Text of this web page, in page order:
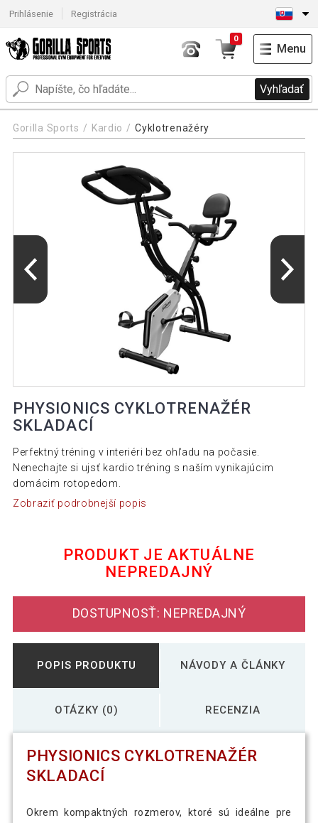
Prihlásenie Registrácia
Vyhľadať
0
Menu
Gorilla Sports Kardio Cyklotrenažéry
PHYSIONICS CYKLOTRENAŽÉR
SKLADACÍ
Perfektný tréning v interiéri bez ohľadu na počasie.
Nenechajte si ujsť kardio tréning s naším vynikajúcim
domácim rotopedom.
Zobraziť podrobnejší popis
PRODUKT JE AKTUÁLNE
NEPREDAJNÝ
DOSTUPNOSŤ: NEPREDAJNÝ
POPIS PRODUKTU NÁVODY A ČLÁNKY
OTÁZKY (0) RECENZIA
PHYSIONICS CYKLOTRENAŽÉR
SKLADACÍ
Okrem kompaktných rozmerov, ktoré sú ideálne pre